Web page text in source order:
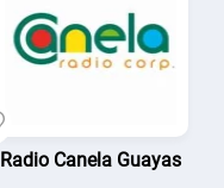
Radio Canela Guayas